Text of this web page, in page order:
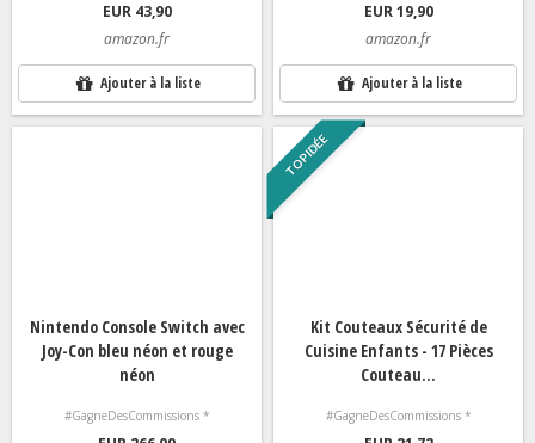
EUR 43,90
amazon.fr
Ajouter à la liste
EUR 19,90
amazon.fr
Ajouter à la liste
Nintendo Console Switch avec
Joy-Con bleu néon et rouge
néon
#GagneDesCommissions *
TOP IDÉE
Kit Couteaux Sécurité de
Cuisine Enfants - 17 Pièces
Couteau...
#GagneDesCommissions *